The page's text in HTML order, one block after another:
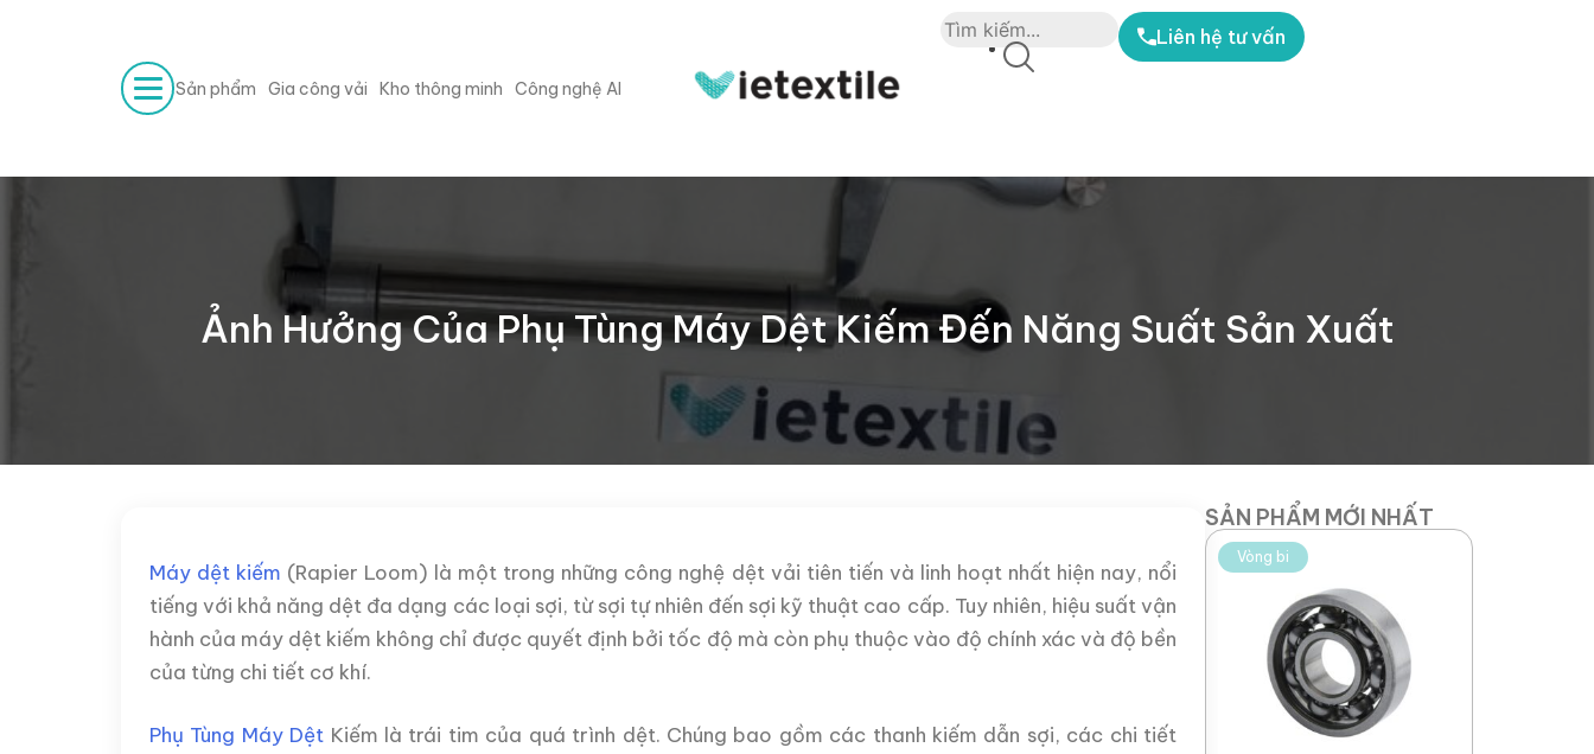
Sản phẩm Gia công vải Kho thông minh Công nghệ AI
Liên hệ tư vấn
Ảnh Hưởng Của Phụ Tùng Máy Dệt Kiếm Đến Năng Suất Sản Xuất
Máy dệt kiếm (Rapier Loom) là một trong những công nghệ dệt vải tiên tiến và linh hoạt nhất hiện nay, nổi
tiếng với khả năng dệt đa dạng các loại sợi, từ sợi tự nhiên đến sợi kỹ thuật cao cấp. Tuy nhiên, hiệu suất vận
hành của máy dệt kiếm không chỉ được quyết định bởi tốc độ mà còn phụ thuộc vào độ chính xác và độ bền
của từng chi tiết cơ khí.
Phụ Tùng Máy Dệt Kiếm là trái tim của quá trình dệt. Chúng bao gồm các thanh kiếm dẫn sợi, các chi tiết
SẢN PHẨM MỚI NHẤT
Vòng bi